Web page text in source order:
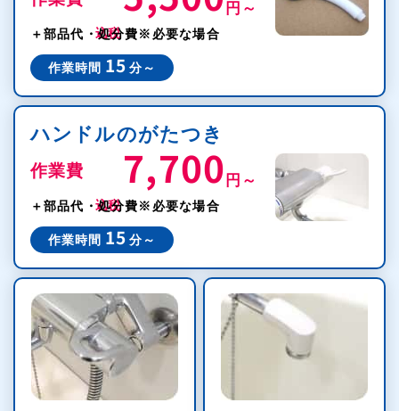
円～
＋部品代・処分費※必要な場合
作業時間 15 分～
ハンドルのがたつき
作業費 7,700 円～
＋部品代・処分費※必要な場合
作業時間 15 分～